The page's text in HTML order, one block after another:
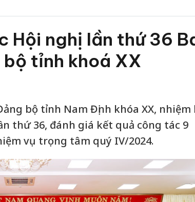
Hội nghị lần thứ 36
tỉnh khoá XX
bộ tỉnh Nam Định khóa XX, nhiệm
thứ 36, đánh giá kết quả công tác 9
vụ trọng tâm quý IV/2024.